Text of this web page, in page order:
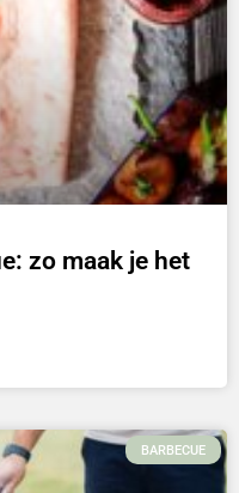
zo maak je het
BARBECUE